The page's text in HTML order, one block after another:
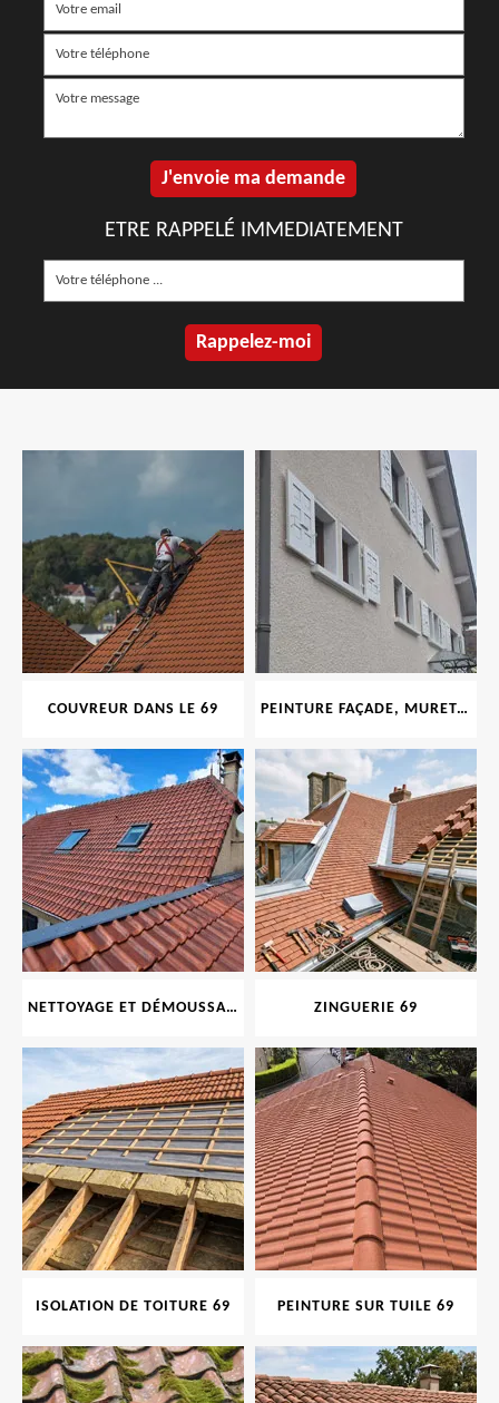
ETRE RAPPELÉ IMMEDIATEMENT
COUVREUR DANS LE 69 PEINTURE FAÇADE, MURET, TOITURE, BOISERIE, FERRONERIE, GOUTTIÈRE 69
NETTOYAGE ET DÉMOUSSAGE DE TOITURE ET FAÇADE 69 ZINGUERIE 69
ISOLATION DE TOITURE 69 PEINTURE SUR TUILE 69